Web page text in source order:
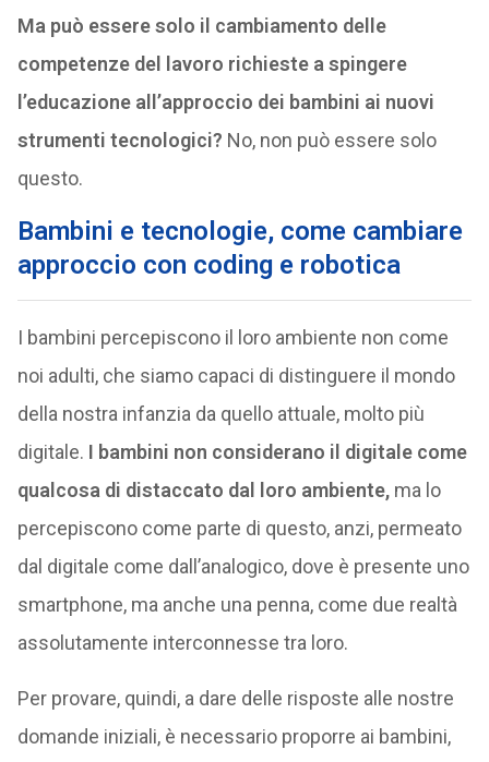
Ma può essere solo il cambiamento delle
competenze del lavoro richieste a spingere
l’educazione all’approccio dei bambini ai nuovi
strumenti tecnologici? No, non può essere solo
questo.
Bambini e tecnologie, come cambiare
approccio con coding e robotica
I bambini percepiscono il loro ambiente non come
noi adulti, che siamo capaci di distinguere il mondo
della nostra infanzia da quello attuale, molto più
digitale. I bambini non considerano il digitale come
qualcosa di distaccato dal loro ambiente,ma lo
percepiscono come parte di questo, anzi, permeato
dal digitale come dall’analogico, dove è presente uno
smartphone, ma anche una penna, come due realtà
assolutamente interconnesse tra loro.
Per provare, quindi, a dare delle risposte alle nostre
domande iniziali, è necessario proporre ai bambini,